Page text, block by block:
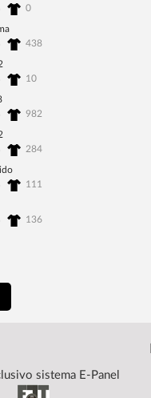
0
438
10
982
284
111
136
sistema E-Panel